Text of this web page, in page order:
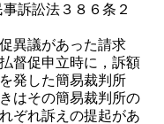
訴訟法３８６条２
異議があった請求
督促申立時に，訴額
発した簡易裁判所
はその簡易裁判所の
ぞれ訴えの提起があ